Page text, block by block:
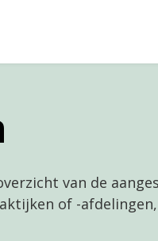
van de
of -